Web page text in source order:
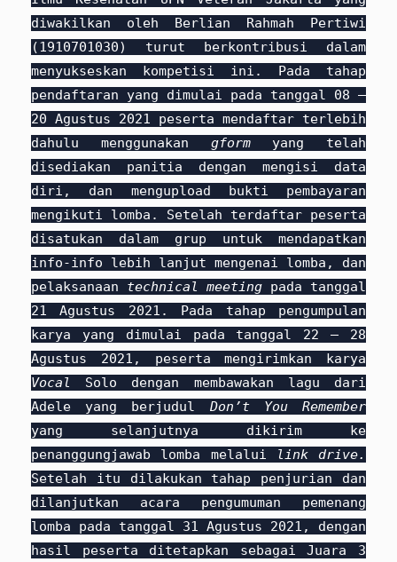
diwakilkan oleh Berlian Rahmah Pertiwi
(1910701030) turut berkontribusi dalam
menyukseskan kompetisi ini. Pada tahap
pendaftaran yang dimulai pada tanggal 08 –
20 Agustus 2021 peserta mendaftar terlebih
dahulu menggunakan gform yang telah
disediakan panitia dengan mengisi data
diri, dan mengupload bukti pembayaran
mengikuti lomba. Setelah terdaftar peserta
disatukan dalam grup untuk mendapatkan
info-info lebih lanjut mengenai lomba, dan
pelaksanaan technical meeting pada tanggal
21 Agustus 2021. Pada tahap pengumpulan
karya yang dimulai pada tanggal 22 – 28
Agustus 2021, peserta mengirimkan karya
Vocal
Solo dengan membawakan lagu dari
Adele yang berjudul Don’t You Remember
yang selanjutnya dikirim ke
penanggungjawab lomba melalui
link drive.
Setelah itu dilakukan tahap penjurian dan
dilanjutkan acara pengumuman pemenang
lomba pada tanggal 31 Agustus 2021, dengan
hasil peserta ditetapkan sebagai Juara 3